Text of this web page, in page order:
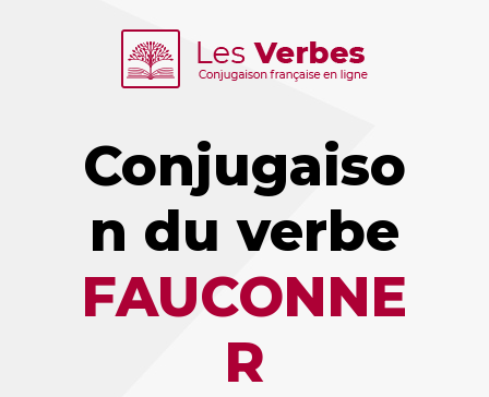
Conjugaiso
n du verbe
FAUCONNE
R